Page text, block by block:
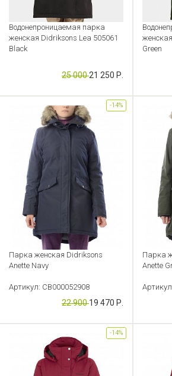
Водонепроницаемая парка
женская Didriksons Lea 505061
Black
Артикул: CB000052911
25 00021 250 Р.
Green
Парка женская Didriksons
Anette Navy
Артикул: CB000052908
22 90019 470 Р.
-14%
Парка
Anette
-14%